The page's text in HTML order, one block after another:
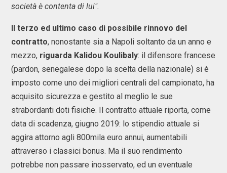
società è contenta di lui".
Il terzo ed ultimo caso di possibile rinnovo del
contratto, nonostante sia a Napoli soltanto da un anno e
mezzo, riguarda Kalidou Koulibaly: il difensore francese
(pardon, senegalese dopo la scelta della nazionale) si è
imposto come uno dei migliori centrali del campionato, ha
acquisito sicurezza e gestito al meglio le sue
strabordanti doti fisiche. Il contratto attuale riporta, come
data di scadenza, giugno 2019: lo stipendio attuale si
aggira attorno agli 800mila euro annui, aumentabili
attraverso i classici bonus. Ma il suo rendimento
potrebbe non passare inosservato, ed un eventuale